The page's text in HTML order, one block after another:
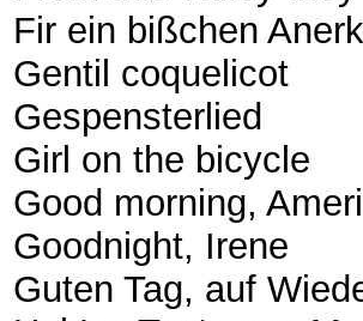
Fir ein bißchen
Gentil coquelicot
Gespensterlied
Girl on the bicycle
Good morning,
Goodnight, Irene
Guten Tag, auf